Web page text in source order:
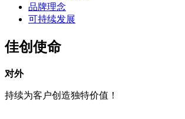
品牌理念
可持续发展
佳创使命
对外
持续为客户创造独特价值！